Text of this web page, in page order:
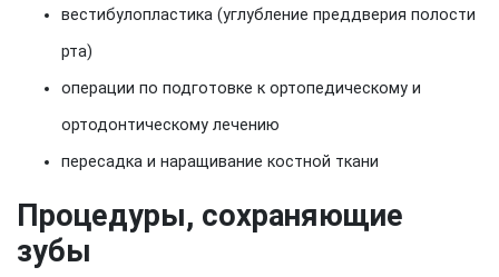
вестибулопластика (углубление преддверия полости
рта)
операции по подготовке к ортопедическому и
ортодонтическому лечению
пересадка и наращивание костной ткани
Процедуры, сохраняющие
зубы